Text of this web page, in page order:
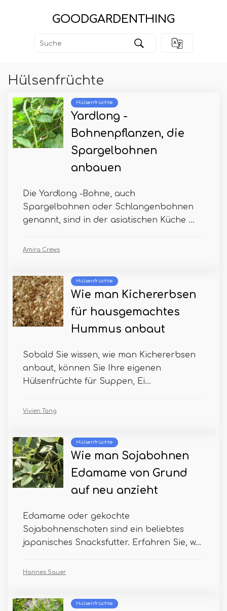
GOODGARDENTHING
Hülsenfrüchte
Hülsenfrüchte
Yardlong -
Bohnenpflanzen, die
Spargelbohnen
anbauen
Die Yardlong -Bohne, auch
Spargelbohnen oder Schlangenbohnen
genannt, sind in der asiatischen Küche ...
Amira Crews
Hülsenfrüchte
Wie man Kichererbsen
für hausgemachtes
Hummus anbaut
Sobald Sie wissen, wie man Kichererbsen
anbaut, können Sie Ihre eigenen
Hülsenfrüchte für Suppen, Ei...
Vivien Tang
Hülsenfrüchte
Wie man Sojabohnen
Edamame von Grund
auf neu anzieht
Edamame oder gekochte
Sojabohnenschoten sind ein beliebtes
japanisches Snacksfutter. Erfahren Sie, w...
Hannes Sauer
Hülsenfrüchte